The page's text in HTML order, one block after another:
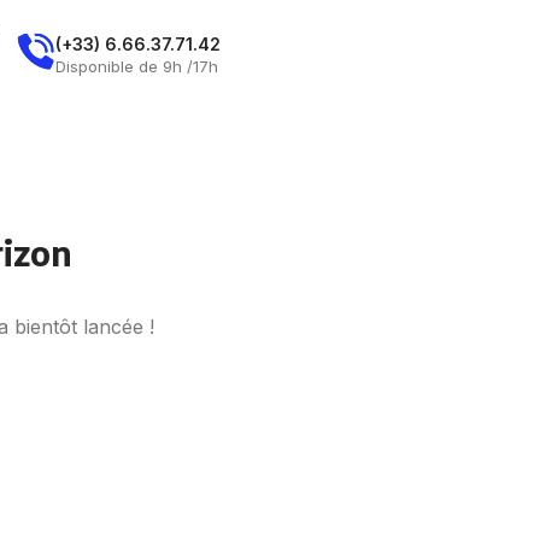
(+33) 6.66.37.71.42
Disponible de 9h /17h
bientôt lancée !